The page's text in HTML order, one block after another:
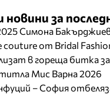
за
Симона
от Bridal
в гореща битка за
Мис Варна 2026
– София